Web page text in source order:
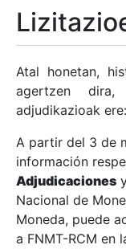
Erakutsi/Ezkutatu
Erakutsi/Ezkutatu
Erakutsi/Ezkutatu
Erakutsi/
Atal honetan,
agertzen
adjudikazioak ere:
A partir del 3 de
información
Adjudicaciones
Nacional de
Moneda, puede
a FNMT-RCM en